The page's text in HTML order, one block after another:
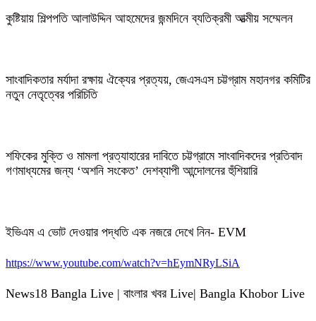
কুষ্টিয়ায় শিল্পপতি আলাউদ্দিন আহমেদের জন্মদিনে ব্যতিক্রমী আত্মীয় সম্মেলন
সাংবাদিকতার মর্যাদা রক্ষায় ঐক্যের প্রত্যয়, জেএসএস চট্টগ্রাম মহানগর কমিটির
নতুন নেতৃত্বের পরিচিতি
শফিকের মুক্তি ও মামলা প্রত্যাহারের দাবিতে চট্টগ্রামে সাংবাদিকদের প্রতিবাদ
গণমাধ্যমের জন্য ‘অশনি সংকেত’ দেশব্যাপী আন্দোলনের হুঁশিয়ারি
ইভিএম এ ভোট দেওয়ার পদ্ধতি এক নজরে দেখে নিন- EVM
https://www.youtube.com/watch?v=hEymNRyLSiA
News18 Bangla Live | বাংলার খবর Live| Bangla Khobor Live